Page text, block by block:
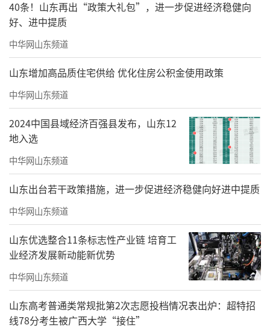
40条！山东再出“政策大礼包”，进一步促进经济稳健向
好、进中提质
中华网山东频道
山东增加高品质住宅供给 优化住房公积金使用政策
中华网山东频道
2024中国县域经济百强县发布，山东12
地入选
中华网山东频道
山东出台若干政策措施，进一步促进经济稳健向好进中提质
中华网山东频道
山东优选整合11条标志性产业链 培育工
业经济发展新动能新优势
中华网山东频道
山东高考普通类常规批第2次志愿投档情况表出炉：超特招
线78分考生被广西大学“接住”